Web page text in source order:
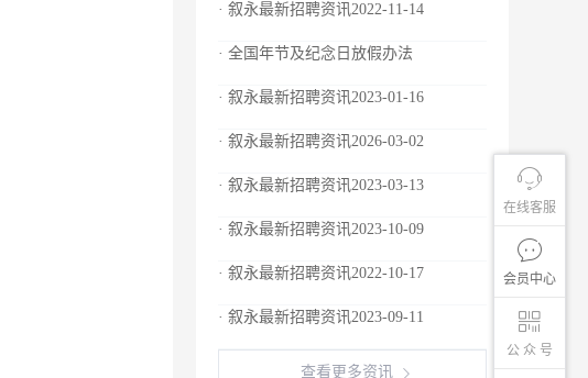
在线客服
会员中心
公 众 号
· 叙永最新招聘资讯2022-11-14
· 全国年节及纪念日放假办法
· 叙永最新招聘资讯2023-01-16
· 叙永最新招聘资讯2026-03-02
· 叙永最新招聘资讯2023-03-13
· 叙永最新招聘资讯2023-10-09
· 叙永最新招聘资讯2022-10-17
· 叙永最新招聘资讯2023-09-11
查看更多资讯